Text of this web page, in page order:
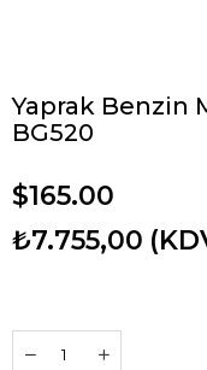
Yaprak Benzin
BG520
$165.00
₺7.755,00